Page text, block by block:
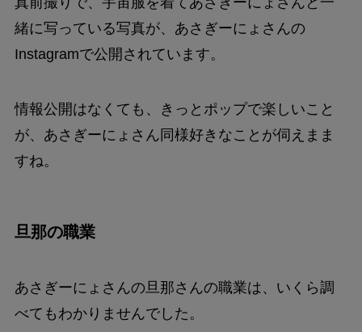
緒に写っている写真が、あさぎーにょさんの
Instagramで公開されています。
情報公開はなくても、きっとポップで楽しいこと
が、あさぎーにょさん同様好きなことが伺えまま
すね。
旦那の職業
あさぎーにょさんの旦那さんの職業は、いくら調
べてもわかりませんでした。